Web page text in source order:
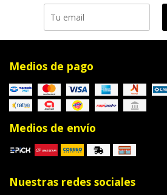
Medios de pago
Medios de envío
Nuestras redes sociales